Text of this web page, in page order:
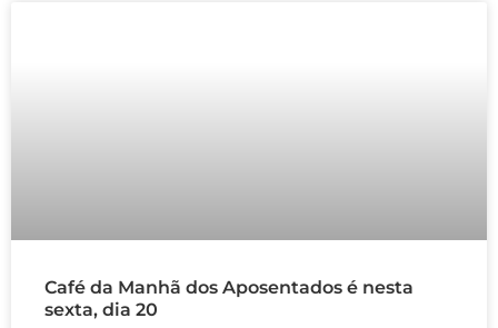
Café da Manhã dos Aposentados é nesta
sexta, dia 20